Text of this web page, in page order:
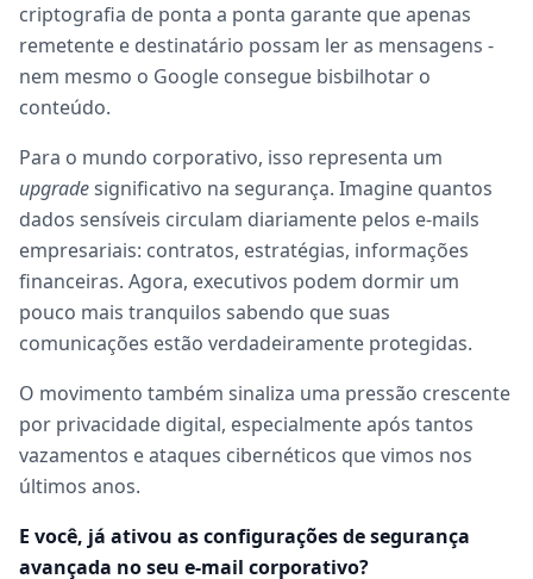
criptografia de ponta a ponta garante que apenas
remetente e destinatário possam ler as mensagens -
nem mesmo o Google consegue bisbilhotar o
conteúdo.
Para o mundo corporativo, isso representa um
upgradesignificativo na segurança. Imagine quantos
dados sensíveis circulam diariamente pelos e-mails
empresariais: contratos, estratégias, informações
financeiras. Agora, executivos podem dormir um
pouco mais tranquilos sabendo que suas
comunicações estão verdadeiramente protegidas.
O movimento também sinaliza uma pressão crescente
por privacidade digital, especialmente após tantos
vazamentos e ataques cibernéticos que vimos nos
últimos anos.
E você, já ativou as configurações de segurança
avançada no seu e-mail corporativo?